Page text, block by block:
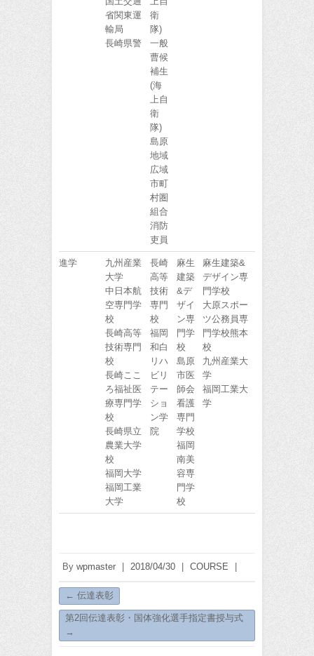
省関東運
輸局
長崎県警
衛
隊)
一般
曹候
補生
(海
上自
衛
隊)
島原
地域
広域
市町
村圏
組合
消防
吏員
進学
九州産業
大学
中日本航
空専門学
校
長崎高等
技術専門
校
長崎ここ
ろ福祉医
療専門学
校
長崎県立
農業大学
校
福岡大学
福岡工業
大学
長崎
高等
技術
専門
校
福岡
和白
リハ
ビリ
テー
ショ
ン学
院
麻生
建築
&デ
ザイ
ン専
門学
校
島原
市医
師会
看護
専門
学校
福岡
南美
容専
門学
校
麻生建築&
デザイン専
門学校
大原スポー
ツ公務員専
門学校熊本
校
九州産業大
学
福岡工業大
学
By wpmaster 2018/04/30 COURSE
← 伝達表彰
第2回伝達表彰・国体強化選手指定書授与式
→